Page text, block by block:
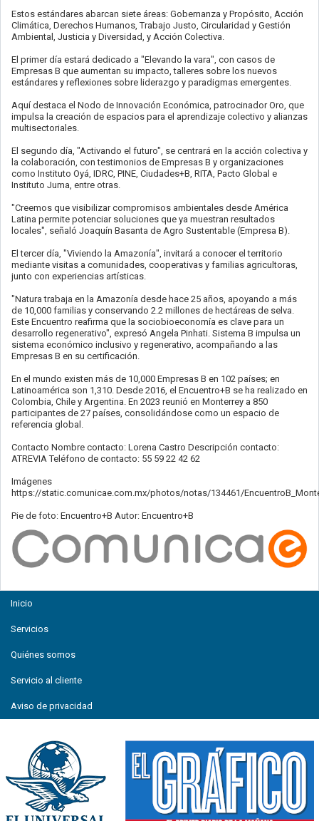
Estos estándares abarcan siete áreas: Gobernanza y Propósito, Acción
Climática, Derechos Humanos, Trabajo Justo, Circularidad y Gestión
Ambiental, Justicia y Diversidad, y Acción Colectiva.
El primer día estará dedicado a "Elevando la vara", con casos de
Empresas B que aumentan su impacto, talleres sobre los nuevos
estándares y reflexiones sobre liderazgo y paradigmas emergentes.
Aquí destaca el Nodo de Innovación Económica, patrocinador Oro, que
impulsa la creación de espacios para el aprendizaje colectivo y alianzas
multisectoriales.
El segundo día, "Activando el futuro", se centrará en la acción colectiva y
la colaboración, con testimonios de Empresas B y organizaciones
como Instituto Oyá, IDRC, PINE, Ciudades+B, RITA, Pacto Global e
Instituto Juma, entre otras.
"Creemos que visibilizar compromisos ambientales desde América
Latina permite potenciar soluciones que ya muestran resultados
locales", señaló Joaquín Basanta de Agro Sustentable (Empresa B).
El tercer día, "Viviendo la Amazonía", invitará a conocer el territorio
mediante visitas a comunidades, cooperativas y familias agricultoras,
junto con experiencias artísticas.
"Natura trabaja en la Amazonía desde hace 25 años, apoyando a más
de 10,000 familias y conservando 2.2 millones de hectáreas de selva.
Este Encuentro reafirma que la sociobioeconomía es clave para un
desarrollo regenerativo", expresó Angela Pinhati. Sistema B impulsa un
sistema económico inclusivo y regenerativo, acompañando a las
Empresas B en su certificación.
En el mundo existen más de 10,000 Empresas B en 102 países; en
Latinoamérica son 1,310. Desde 2016, el Encuentro+B se ha realizado en
Colombia, Chile y Argentina. En 2023 reunió en Monterrey a 850
participantes de 27 países, consolidándose como un espacio de
referencia global.
Contacto Nombre contacto: Lorena Castro Descripción contacto:
ATREVIA Teléfono de contacto: 55 59 22 42 62
Imágenes
https://static.comunicae.com.mx/photos/notas/134461/
Pie de foto: Encuentro+B Autor: Encuentro+B
Inicio
Servicios
Quiénes somos
Servicio al cliente
Aviso de privacidad